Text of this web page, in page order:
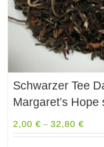
gewählt
werden
Schwarzer Tee
Margaret’s Hope
2,00 € – 32,80 €